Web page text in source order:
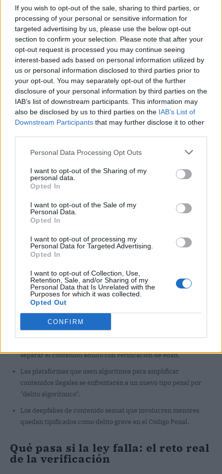
If you wish to opt-out of the sale, sharing to third parties, or
processing of your personal or sensitive information for
targeted advertising by us, please use the below opt-out
section to confirm your selection. Please note that after your
opt-out request is processed you may continue seeing
interest-based ads based on personal information utilized by
us or personal information disclosed to third parties prior to
your opt-out. You may separately opt-out of the further
disclosure of your personal information by third parties on the
IAB’s list of downstream participants. This information may
also be disclosed by us to third parties on the IAB’s List of
Downstream Participants that may further disclose it to other
Personal Data Processing Opt Outs
I want to opt-out of the Sharing of my
personal data.
Opted In
I want to opt-out of the Sale of my
Personal Data.
Opted In
I want to opt-out of processing my
Personal Data for Targeted Advertising.
Opted In
I want to opt-out of Collection, Use,
Retention, Sale, and/or Sharing of my
Personal Data that Is Unrelated with the
Purposes for which it was collected.
Opted Out
CONFIRM
Publicidad
Los fabricantes de móviles deberán incluir control parental
activado por defecto.
separar el contenido adulto con verificación de edad.
Las plataformas que usen algoritmos para amplificar
contenidos ilegales se enfrentarán a un nuevo tipo penal por
"delito algorítmico".
Los deepfakes de contenido sexual que involucren menores
quedan tipificados como delito grave en el Código Penal.
Qué pasa si la ley falla: el reto real
de la verificación